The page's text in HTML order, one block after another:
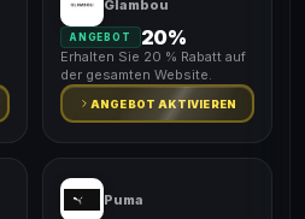
Glambou
ANGEBOT 20%
Erhalten Sie 20 % Rabatt auf
der gesamten Website.
ANGEBOT AKTIVIEREN
Puma